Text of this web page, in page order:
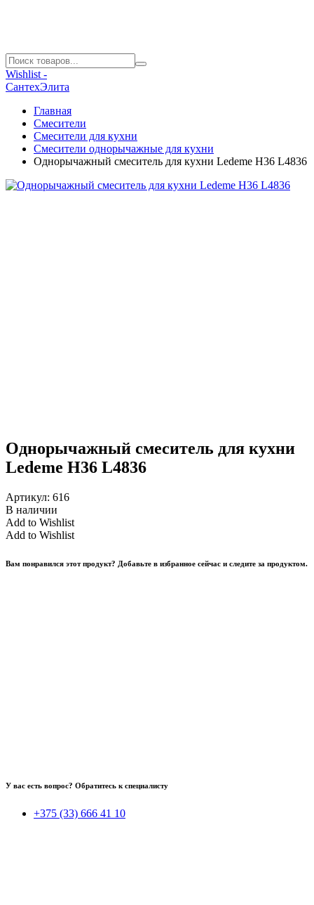
Wishlist -
СантехЭлита
Главная
Смесители
Смесители для кухни
Смесители однорычажные для кухни
Однорычажный смеситель для кухни Ledeme H36 L4836
Однорычажный смеситель для кухни
Ledeme H36 L4836
Артикул: 616
В наличии
Add to Wishlist
Add to Wishlist
Вам понравился этот продукт? Добавьте в избранное сейчас и следите за продуктом.
У вас есть вопрос? Обратитесь к специалисту
+375 (33) 666 41 10